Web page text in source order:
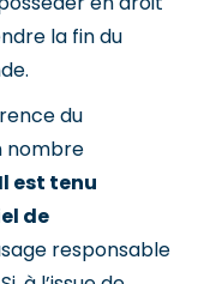
la fin du
du
nombre
Il est tenu
de
responsable